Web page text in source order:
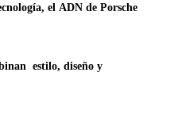
el ADN de Porsche
estilo, diseño y